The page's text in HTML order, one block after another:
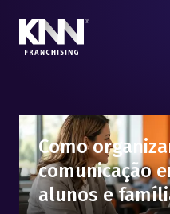
Como
comunicação
alunos e